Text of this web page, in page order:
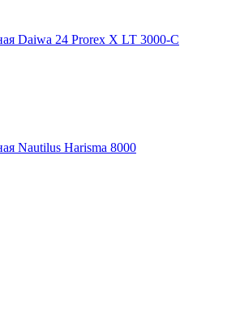
Daiwa 24 Prorex X LT 3000-С
Nautilus Harisma 8000